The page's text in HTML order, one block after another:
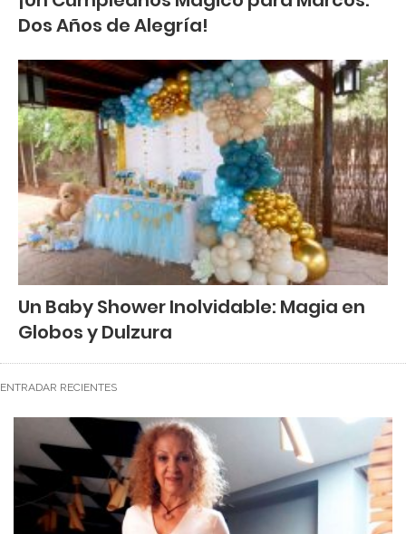
Dos Años de Alegría!
Un Baby Shower Inolvidable: Magia en
Globos y Dulzura
ENTRADAR RECIENTES